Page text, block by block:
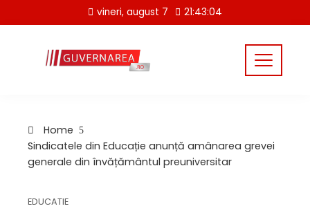
to
vineri, august 7 21:43:04
Home
Sindicatele din Educație anunță amânarea grevei
generale din învățământul preuniversitar
EDUCATIE